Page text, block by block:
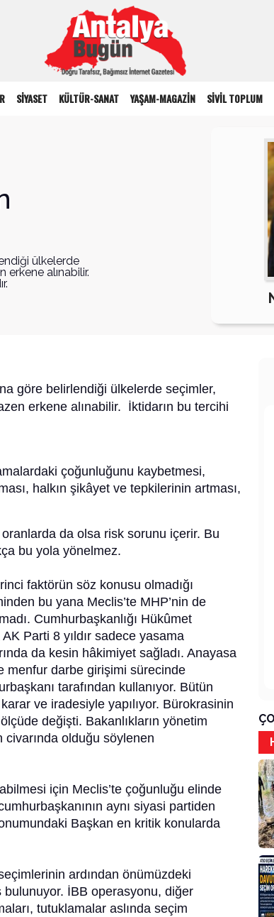
SİYASET KÜLTÜR-SANAT YAŞAM-MAGAZİN SİVİL TOPLUM
ülkelerde
alınabilir.
göre belirlendiği ülkelerde seçimler,
erkene alınabilir. İktidarın bu tercihi
çoğunluğunu kaybetmesi,
halkın şikâyet ve tepkilerinin artması,
da olsa risk sorunu içerir. Bu
bu yola yönelmez.
faktörün söz konusu olmadığı
bu yana Meclis’te MHP’nin de
Cumhurbaşkanlığı Hükûmet
Parti 8 yıldır sadece yasama
da kesin hâkimiyet sağladı. Anayasa
menfur darbe girişimi sürecinde
tarafından kullanıyor. Bütün
ve iradesiyle yapılıyor. Bürokrasinin
değişti. Bakanlıkların yönetim
civarında olduğu söylenen
için Meclis’te çoğunluğu elinde
aynı siyasi partiden
Başkan en kritik konularda
ardından önümüzdeki
bulunuyor. İBB operasyonu, diğer
tutuklamalar aslında seçim